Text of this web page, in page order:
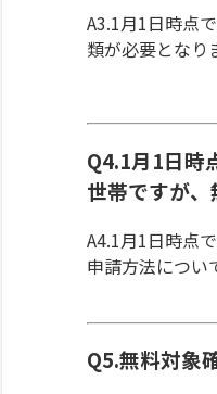
A3.1月1日時点
類が必要となり
Q4.1月1日時
世帯ですが
A4.1月1日時点
申請方法につい
Q5.無料対象